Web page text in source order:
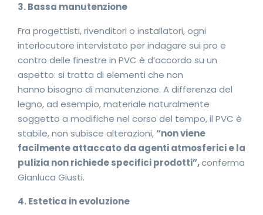
3. Bassa manutenzione
Fra progettisti, rivenditori o installatori, ogni
interlocutore intervistato per indagare sui pro e
contro delle finestre in PVC è d’accordo su un
aspetto: si tratta di elementi che non
hanno bisogno di manutenzione. A differenza del
legno, ad esempio, materiale naturalmente
soggetto a modifiche nel corso del tempo, il PVC è
stabile, non subisce alterazioni,“non viene
facilmente attaccato da agenti atmosferici e la
pulizia non richiede specifici prodotti”,conferma
Gianluca Giusti.
4. Estetica in evoluzione